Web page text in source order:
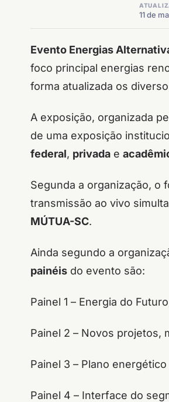
11 de
Evento Energias
foco principal energias
forma atualizada os
A exposição, organizada
de uma exposição
federal, privada e
Segunda a organização, o
transmissão ao vivo
MÚTUA-SC.
Ainda segundo a
painéis do evento são:
Painel 1 – Energia do
Painel 2 – Novos projetos,
Painel 3 – Plano
Painel 4 – Interface do